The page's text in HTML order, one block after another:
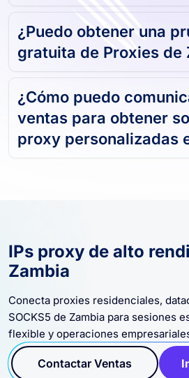
¿Puedo obtener una
gratuita de Proxies de
¿Cómo puedo
ventas para obtener
proxy personalizadas
IPs proxy de alto
Zambia
Conecta proxies residenciales,
SOCKS5 de Zambia para sesiones
flexible y operaciones
Contactar Ventas